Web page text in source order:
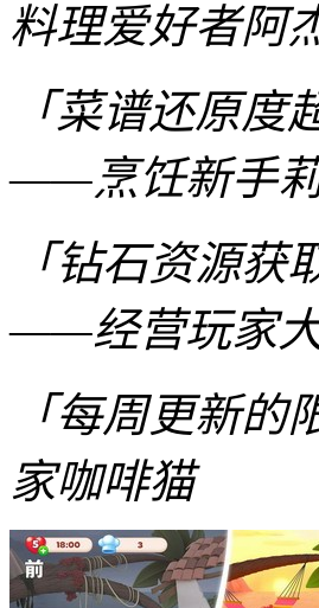
料理爱好者阿
「菜谱还原
——烹饪新手
「钻石资源
——经营玩家
「每周更新
家咖啡猫